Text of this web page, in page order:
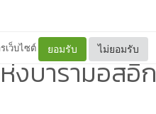
เว็บไซต์ ยอมรับ ไม่ยอมรับ
งบารามอสอีก